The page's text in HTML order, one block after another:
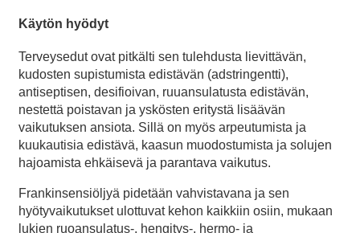
Käytön hyödyt
Terveysedut ovat pitkälti sen tulehdusta lievittävän,
kudosten supistumista edistävän (adstringentti),
antiseptisen, desifioivan, ruuansulatusta edistävän,
nestettä poistavan ja yskösten eritystä lisäävän
vaikutuksen ansiota. Sillä on myös arpeutumista ja
kuukautisia edistävä, kaasun muodostumista ja solujen
hajoamista ehkäisevä ja parantava vaikutus.
Frankinsensiöljyä pidetään vahvistavana ja sen
hyötyvaikutukset ulottuvat kehon kaikkiin osiin, mukaan
lukien ruoansulatus-, hengitys-, hermo- ja